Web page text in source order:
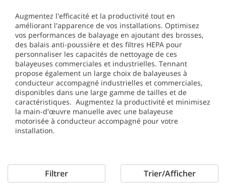
Augmentez l'efficacité et la productivité tout en
améliorant l'apparence de vos installations. Optimisez
vos performances de balayage en ajoutant des brosses,
des balais anti-poussière et des filtres HEPA pour
personnaliser les capacités de nettoyage de ces
balayeuses commerciales et industrielles. Tennant
propose également un large choix de balayeuses à
conducteur accompagné industrielles et commerciales,
disponibles dans une large gamme de tailles et de
caractéristiques. Augmentez la productivité et minimisez
la main-d'œuvre manuelle avec une balayeuse
motorisée à conducteur accompagné pour votre
installation.
Filtrer Trier/Afficher